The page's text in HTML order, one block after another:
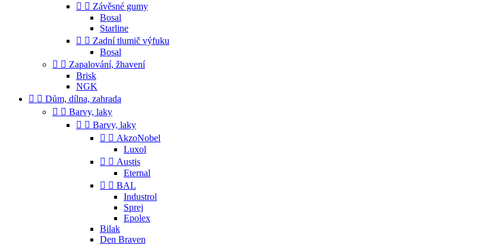
  Závěsné gumy
Bosal
Starline
  Zadní tlumič výfuku
Bosal
  Zapalování, žhavení
Brisk
NGK
  Dům, dílna, zahrada
  Barvy, laky
  Barvy, laky
  AkzoNobel
Luxol
  Austis
Eternal
  BAL
Industrol
Sprej
Epolex
Bilak
Den Braven